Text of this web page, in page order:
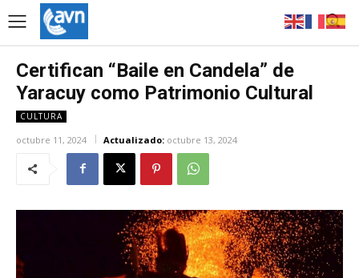
Certifican “Baile en Candela” de
Yaracuy como Patrimonio Cultural
CULTURA
octubre 11, 2024 Actualizado: octubre 13, 2024